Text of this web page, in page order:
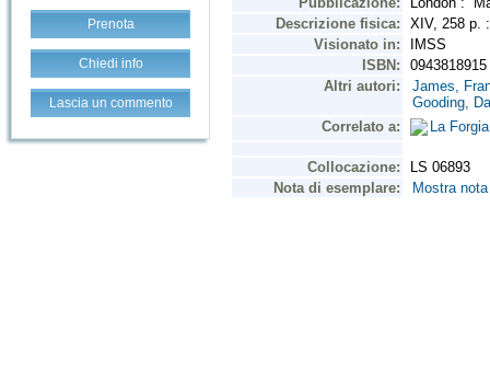
Prenota
Chiedi info
Lascia un commento